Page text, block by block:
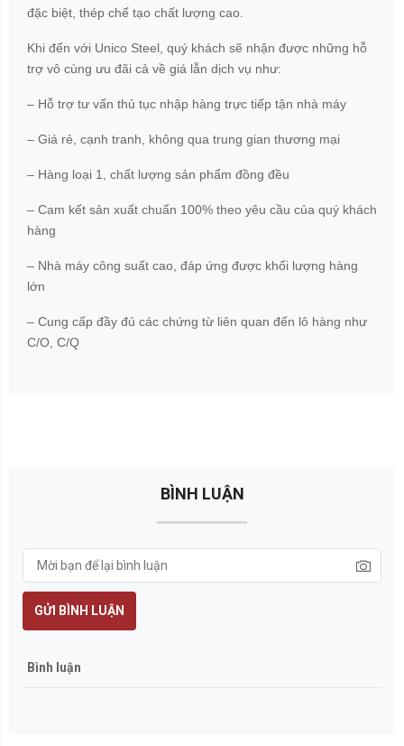
đặc biệt, thép chế tạo chất lượng cao.
Khi đến với Unico Steel, quý khách sẽ nhận được những hỗ
trợ vô cùng ưu đãi cả về giá lẫn dịch vụ như:
– Hỗ trợ tư vấn thủ tục nhập hàng trực tiếp tận nhà máy
– Giá rẻ, cạnh tranh, không qua trung gian thương mại
– Hàng loại 1, chất lượng sản phẩm đồng đều
– Cam kết sản xuất chuẩn 100% theo yêu cầu của quý khách
hàng
– Nhà máy công suất cao, đáp ứng được khối lượng hàng
lớn
– Cung cấp đầy đủ các chứng từ liên quan đến lô hàng như
C/O, C/Q
BÌNH LUẬN
GỬI BÌNH LUẬN
Bình luận